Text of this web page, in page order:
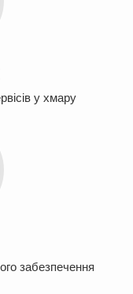
у хмару
забезпечення